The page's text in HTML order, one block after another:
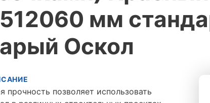
мм
Оскол
прочность позволяет использовать